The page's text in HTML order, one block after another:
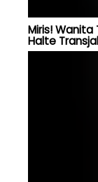
Miris!
Halte